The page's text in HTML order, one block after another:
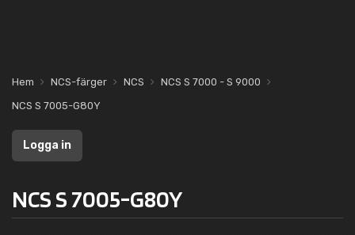
Hem NCS-färger NCS
NCS S 7000 - S 9000
NCS S 7005-G80Y
Logga in
NCS S 7005-G80Y